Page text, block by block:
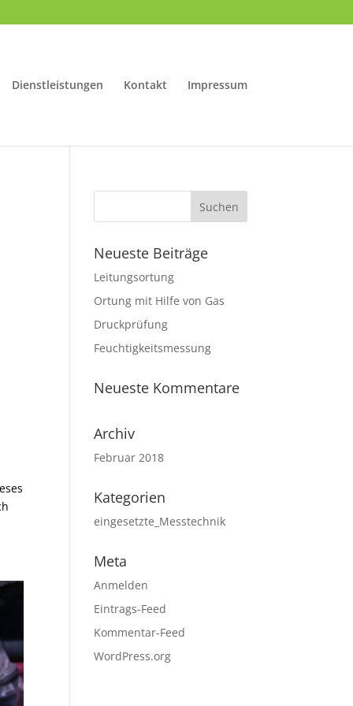
Dienstleistungen Kontakt Impressum
Neueste Beiträge
Leitungsortung
Ortung mit Hilfe von Gas
Druckprüfung
Feuchtigkeitsmessung
Neueste Kommentare
Archiv
Februar 2018
Kategorien
eingesetzte_Messtechnik
Meta
Anmelden
Eintrags-Feed
Kommentar-Feed
WordPress.org